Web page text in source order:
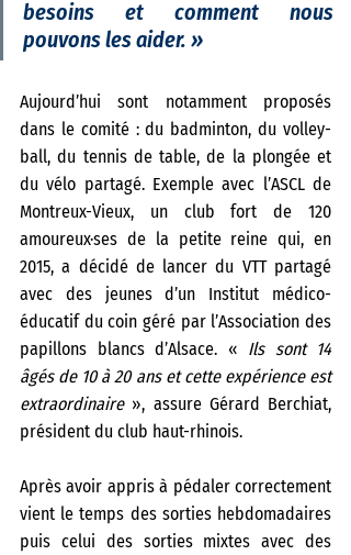
besoins et comment nous
pouvons les aider. »
Aujourd’hui sont notamment proposés
dans le comité : du badminton, du volley-
ball, du tennis de table, de la plongée et
du vélo partagé. Exemple avec l’ASCL de
Montreux-Vieux, un club fort de 120
amoureux·ses de la petite reine qui, en
2015, a décidé de lancer du VTT partagé
avec des jeunes d’un Institut médico-
éducatif du coin géré par l’Association des
papillons blancs d’Alsace. « Ils sont 14
âgés de 10 à 20 ans et cette expérience est
extraordinaire », assure Gérard Berchiat,
président du club haut-rhinois.
Après avoir appris à pédaler correctement
vient le temps des sorties hebdomadaires
puis celui des sorties mixtes avec des